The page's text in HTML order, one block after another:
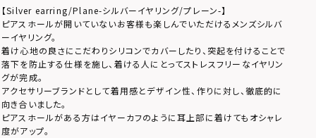
【Silver earring/Plane-シルバーイヤリング/プレーン-】
ピアスホールが開いていないお客様も楽しんでいただけるメンズシルバ
ーイヤリング。
着け心地の良さにこだわりシリコンでカバーしたり、突起を付けることで
落下を防止する仕様を施し、着ける人にとってストレスフリーなイヤリン
グが完成。
アクセサリーブランドとして着用感とデザイン性、作りに対し、徹底的に
向き合いました。
ピアスホールがある方はイヤーカフのように耳上部に着けてもオシャレ
度がアップ。